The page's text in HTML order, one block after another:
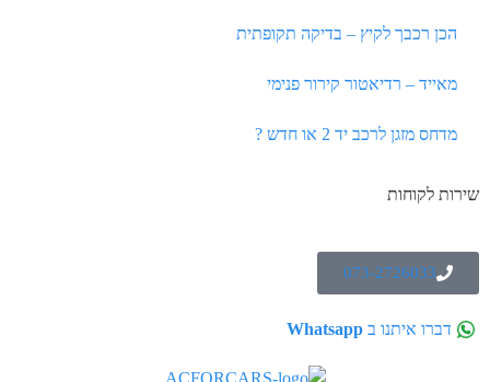
הכן רכבך לקיץ – בדיקה תקופתית
מאייד – רדיאטור קירור פנימי
מדחס מזגן לרכב יד 2 או חדש ?
שירות לקוחות
073-2726033
דברו איתנו בWhatsapp